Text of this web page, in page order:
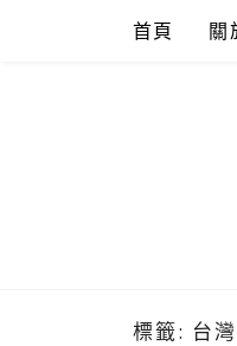
首頁 關
標籤: 台